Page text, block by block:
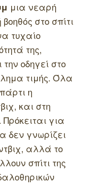
μια νεαρή
στο σπίτι
τυχαίο
της,
οδηγεί στο
τιμής. Όλα
η
και στη
Πρόκειται για
δεν γνωρίζει
αλλά το
σπίτι της